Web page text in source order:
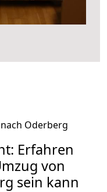
Erfahren
von
sein kann